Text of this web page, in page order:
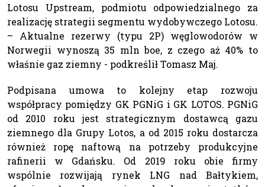
Lotosu Upstream, podmiotu odpowiedzialnego za
realizację strategii segmentu wydobywczego Lotosu.
– Aktualne rezerwy (typu 2P) węglowodorów w
Norwegii wynoszą 35 mln boe, z czego aż 40% to
właśnie gaz ziemny - podkreślił Tomasz Maj.
Podpisana umowa to kolejny etap rozwoju
współpracy pomiędzy GK PGNiG i GK LOTOS. PGNiG
od 2010 roku jest strategicznym dostawcą gazu
ziemnego dla Grupy Lotos, a od 2015 roku dostarcza
również ropę naftową na potrzeby produkcyjne
rafinerii w Gdańsku. Od 2019 roku obie firmy
wspólnie rozwijają rynek LNG nad Bałtykiem,